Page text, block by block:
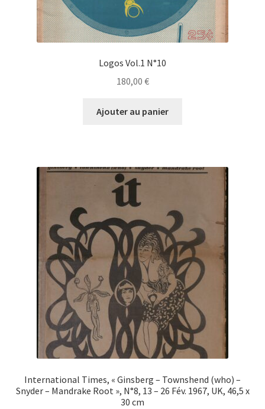
Logos Vol.1 N°10
180,00 €
Ajouter au panier
International Times, « Ginsberg – Townshend (who) –
Snyder – Mandrake Root », N°8, 13 – 26 Fév. 1967, UK, 46,5 x
30 cm